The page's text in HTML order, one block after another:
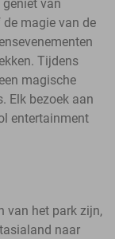
van
magie van de
Tijdens
magische
Elk bezoek aan
entertainment
van het park zijn,
naar